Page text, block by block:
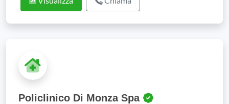
Policlinico Di Monza Spa